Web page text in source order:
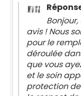
avis ! Nous
pour le
déroulée
que vous
et le soin
protection